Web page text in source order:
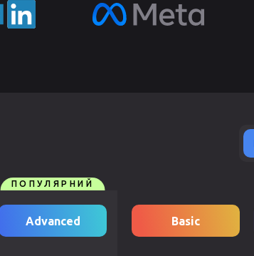
ПОПУЛЯРНИЙ
Advanced Basic